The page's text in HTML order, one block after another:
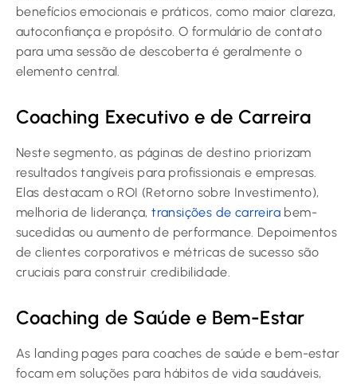
benefícios emocionais e práticos, como maior clareza,
autoconfiança e propósito. O formulário de contato
para uma sessão de descoberta é geralmente o
elemento central.
Coaching Executivo e de Carreira
Neste segmento, as páginas de destino priorizam
resultados tangíveis para profissionais e empresas.
Elas destacam o ROI (Retorno sobre Investimento),
melhoria de liderança,transições de carreira bem-
sucedidas ou aumento de performance. Depoimentos
de clientes corporativos e métricas de sucesso são
cruciais para construir credibilidade.
Coaching de Saúde e Bem-Estar
As landing pages para coaches de saúde e bem-estar
focam em soluções para hábitos de vida saudáveis,